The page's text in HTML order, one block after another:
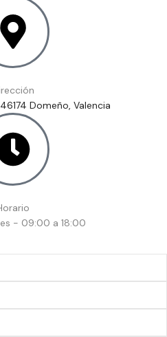
Domeño, Valencia
- 09:00 a 18:00